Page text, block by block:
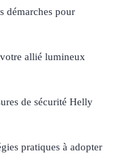
démarches pour
allié lumineux
de sécurité Helly
pratiques à adopter